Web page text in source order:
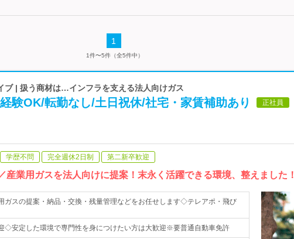
1
1件〜5件（全5件中）
ブ | 扱う商材は…インフラを支える法人向けガス
経験OK/転勤なし/土日祝休/社宅・家賃補助あり 正社員
学歴不問 完全週休2日制 第二新卒歓迎
産業用ガスを法人向けに提案！末永く活躍できる環境、整えました！
スの提案・納品・交換・残量管理などをお任せします◇テレアポ・飛び
◇安定した環境で専門性を身につけたい方は大歓迎※要普通自動車免許